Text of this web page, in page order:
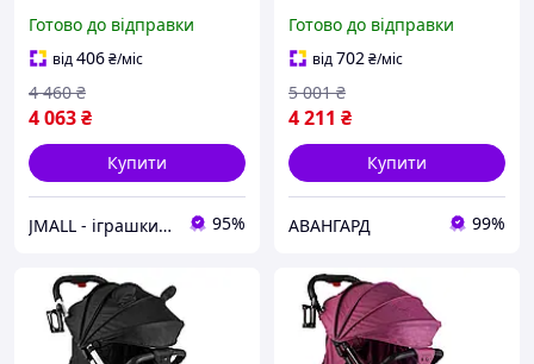
Готово до відправки
від406₴/міс
4 063₴
4 460 ₴
Купити
JMALL - іграшки та товари для детей 95%
ручка, футкавер,
підсклянник) чорний
Готово до відправки
від702₴/міс
4 211 ₴
5 001 ₴
Купити
АВАНГАРД 99%